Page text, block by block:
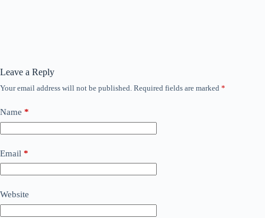
Leave a Reply
Your email address will not be published. Required fields are marked *
Name *
Email *
Website